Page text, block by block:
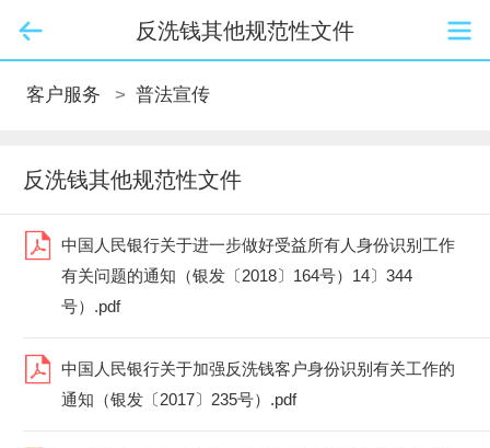
反洗钱其他规范性文件
客户服务 > 普法宣传
反洗钱其他规范性文件
中国人民银行关于进一步做好受益所有人身份识别工作
有关问题的通知（银发〔2018〕164号）14〕344
号）.pdf
中国人民银行关于加强反洗钱客户身份识别有关工作的
通知（银发〔2017〕235号）.pdf